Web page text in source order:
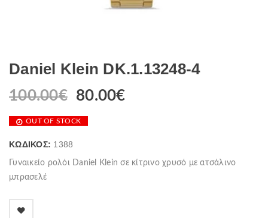
Daniel Klein DK.1.13248-4
100.00€
Original
was:
80.00€Η
OUT OF STOCK
ΚΩΔΙΚΌΣ: 1388
Γυναικείο ρολόι Daniel Klein σε κίτρινο χρυσό με ατσάλινο
μπρασελέ